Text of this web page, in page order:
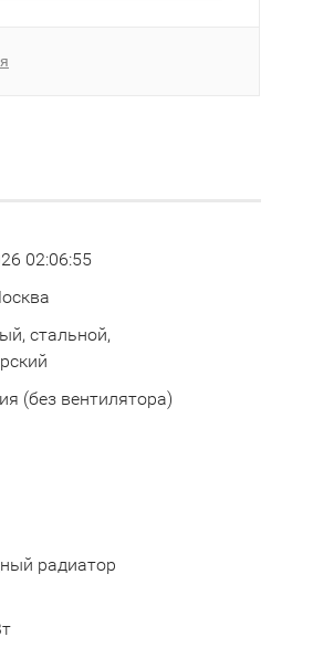
02:06:55
стальной,
(без вентилятора)
радиатор